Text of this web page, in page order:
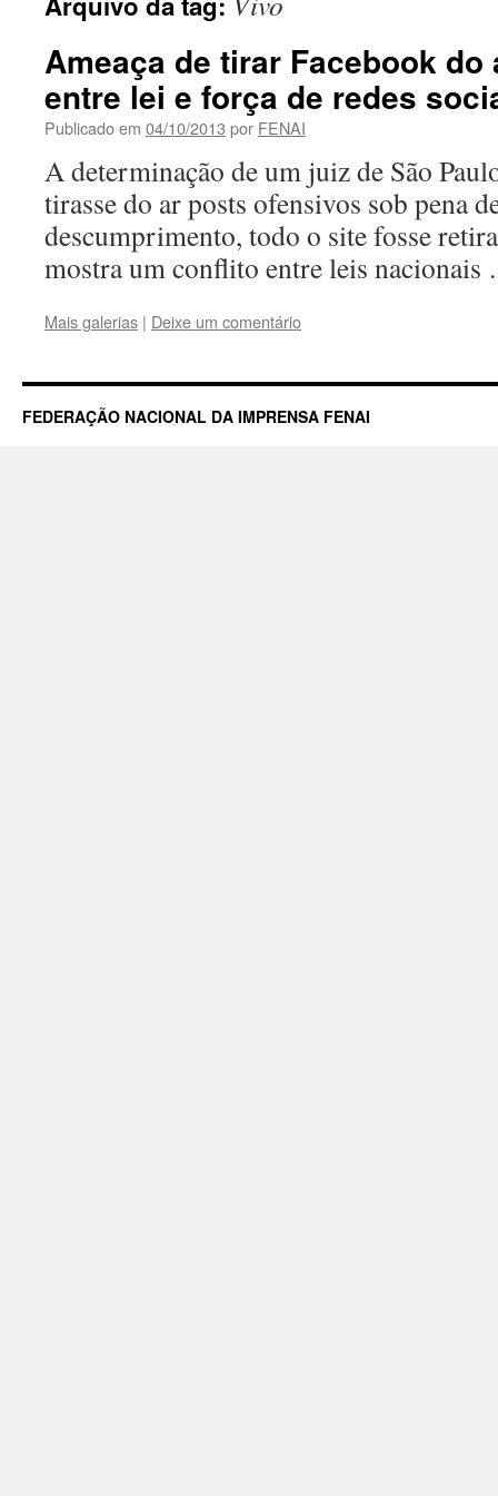
Ameaça de tirar Facebook
entre lei e força de redes
Publicado em 04/10/2013 por FENAI
A determinação de um juiz de São
tirasse do ar posts ofensivos sob pena
descumprimento, todo o site fosse
mostra um conflito entre leis
Mais galerias | Deixe um comentário
FEDERAÇÃO NACIONAL DA IMPRENSA FENAI